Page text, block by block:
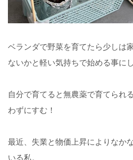
ベランダで野菜を育てたら少しは
ないかと軽い気持ちで始める事に
自分で育てると無農薬で育てられ
わずにすむ！
最近、失業と物価上昇によりなか
いる私。